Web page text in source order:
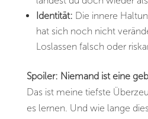
Identität: Die innere
hat sich noch nicht
Loslassen falsch oder
Spoiler: Niemand ist eine
Das ist meine tiefste
es lernen. Und wie lange